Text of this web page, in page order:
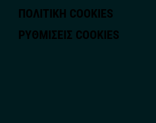
ΠΟΛΙΤΙΚΗ COOKIES
ΡΥΘΜΊΣΕΙΣ COOKIES